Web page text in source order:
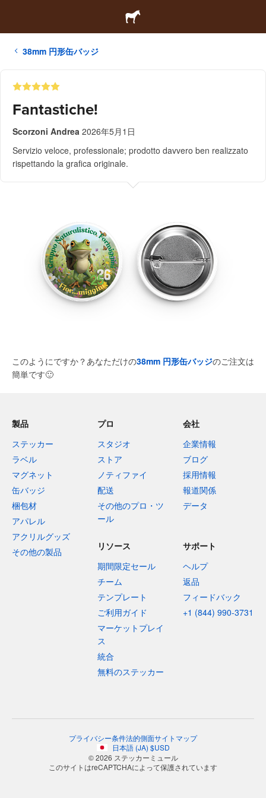
38mm 円形缶バッジ
Fantastiche!
Scorzoni Andrea 2026年5月1日
Servizio veloce, professionale; prodotto davvero ben realizzato
rispettando la grafica originale.
このようにですか？あなただけの38mm 円形缶バッジのご注文は
簡単です🙂
製品
ステッカー
ラベル
マグネット
缶バッジ
梱包材
アパレル
アクリルグッズ
その他の製品
プロ
スタジオ
ストア
ノティファイ
配送
その他のプロ・ツ
ール
会社
企業情報
ブログ
採用情報
報道関係
データ
リソース
期間限定セール
チーム
テンプレート
ご利用ガイド
マーケットプレイ
ス
統合
無料のステッカー
サポート
ヘルプ
返品
フィードバック
+1 (844) 990-3731
プライバシー条件法的側面サイトマップ
日本語(JA) $USD
© 2026 ステッカーミュール
このサイトはreCAPTCHAによって保護されています